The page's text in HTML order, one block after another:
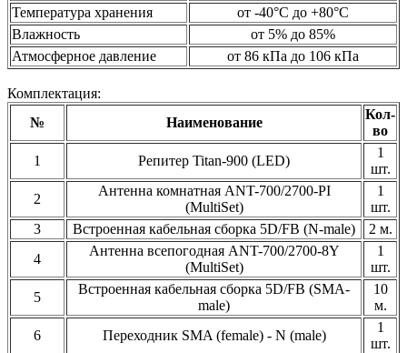
Температура хранения
от -40°C до +80°C
Влажность
от 5% до 85%
Атмосферное давление
от 86 кПа до 106 кПа
Комплектация:
№
Наименование
Кол-
во
1
Репитер Titan-900 (LED)
1
шт.
2
Антенна комнатная ANT-700/2700-PI
(MultiSet)
1
шт.
3
Встроенная кабельная сборка 5D/FB (N-male)
2 м.
4
Антенна всепогодная ANT-700/2700-8Y
(MultiSet)
1
шт.
5
Встроенная кабельная сборка 5D/FB (SMA-
male)
10
м.
6
Переходник SMA (female) - N (male)
1
шт.